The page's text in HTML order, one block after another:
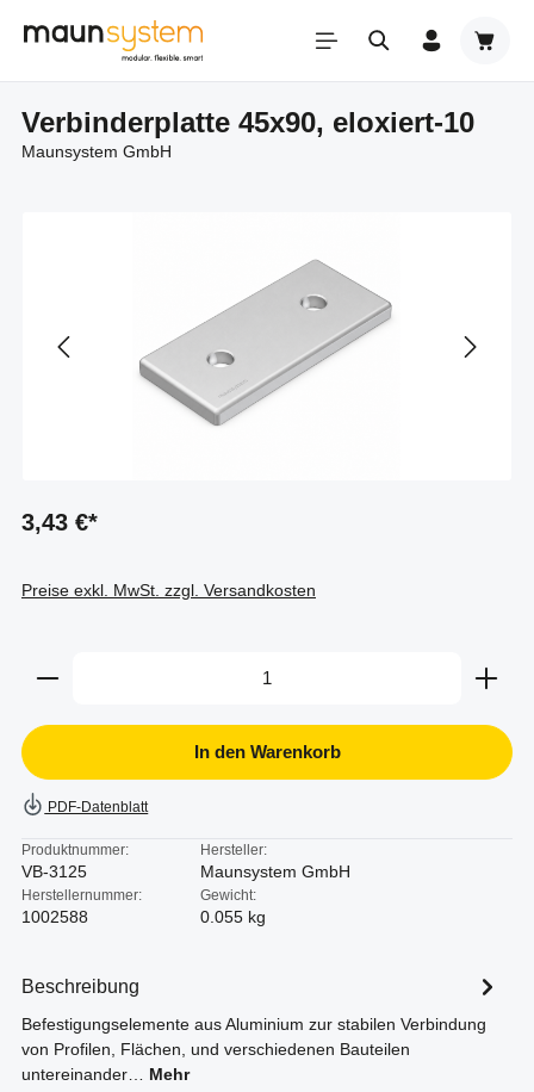
Zum Hauptinhalt springen
Verbinderplatte 45x90, eloxiert-10
Maunsystem GmbH
3,43 €*
Preise exkl. MwSt. zzgl. Versandkosten
Produkt Anzahl: Gib den gewünschten Wert ein
In den Warenkorb
PDF-Datenblatt
Produktnummer:
VB-3125
Hersteller:
Maunsystem GmbH
Herstellernummer:
1002588
Gewicht:
0.055 kg
Beschreibung
Befestigungselemente aus Aluminium zur stabilen Verbindung
von Profilen, Flächen, und verschiedenen Bauteilen
untereinander… Mehr